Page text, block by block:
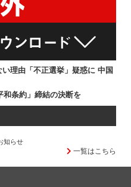
理由「不正選挙」疑惑に 中国
和条約」締結の決断を
知らせ
一覧はこちら